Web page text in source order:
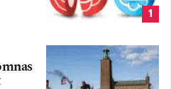
1